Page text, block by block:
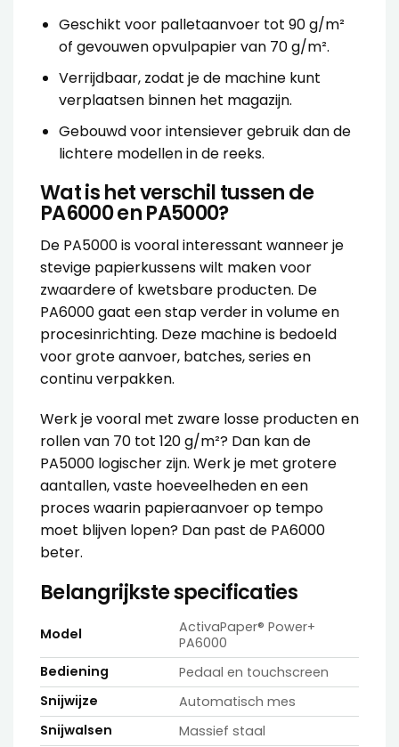
Geschikt voor palletaanvoer tot 90 g/m²
of gevouwen opvulpapier van 70 g/m².
Verrijdbaar, zodat je de machine kunt
verplaatsen binnen het magazijn.
Gebouwd voor intensiever gebruik dan de
lichtere modellen in de reeks.
Wat is het verschil tussen de
PA6000 en PA5000?
De PA5000 is vooral interessant wanneer je
stevige papierkussens wilt maken voor
zwaardere of kwetsbare producten. De
PA6000 gaat een stap verder in volume en
procesinrichting. Deze machine is bedoeld
voor grote aanvoer, batches, series en
continu verpakken.
Werk je vooral met zware losse producten en
rollen van 70 tot 120 g/m²? Dan kan de
PA5000 logischer zijn. Werk je met grotere
aantallen, vaste hoeveelheden en een
proces waarin papieraanvoer op tempo
moet blijven lopen? Dan past de PA6000
beter.
Belangrijkste specificaties
Model
ActivaPaper® Power+
PA6000
Bediening
Pedaal en touchscreen
Snijwijze
Automatisch mes
Snijwalsen
Massief staal